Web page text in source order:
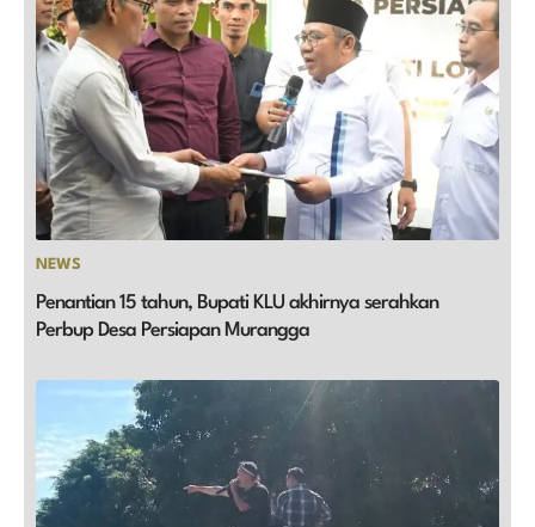
NEWS
Penantian 15 tahun, Bupati KLU akhirnya serahkan
Perbup Desa Persiapan Murangga